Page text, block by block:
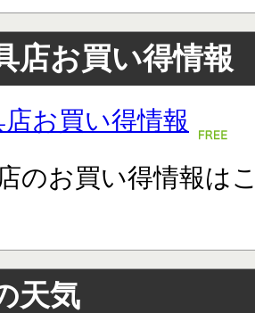
店お買い得情報
お買い得情報
のお買い得情報は
天気